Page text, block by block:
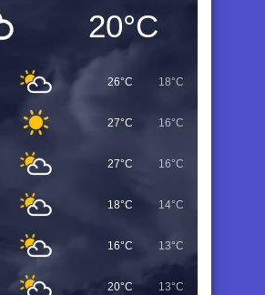
20°C
26°C 18°C
27°C 16°C
27°C 16°C
18°C 14°C
16°C 13°C
20°C 13°C